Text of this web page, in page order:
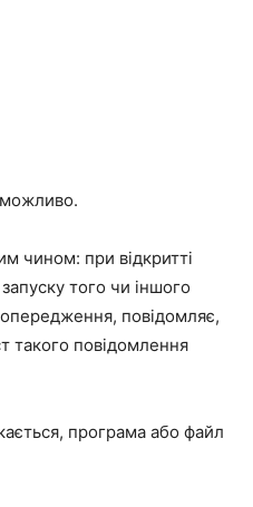
чином: при відкритті
того чи іншого
повідомляє,
такого повідомлення
програма або файл